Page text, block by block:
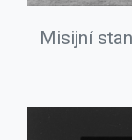
Misijní